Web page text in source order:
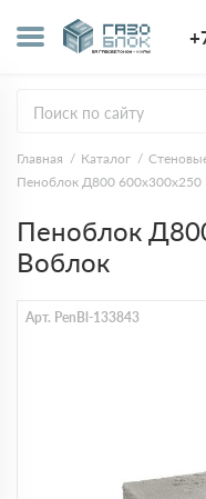
Главная Каталог
Пеноблок Д800 600х300х250
Пеноблок
Воблок
Арт. PenBl-133843